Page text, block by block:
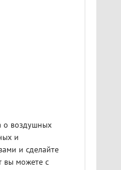
о воздушных
и
и сделайте
вы можете с